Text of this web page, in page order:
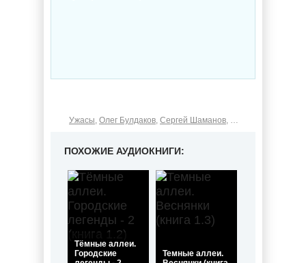
Ужасы, Олег Булдаков, Сергей Шаманов, Наталья Щерба
ПОХОЖИЕ АУДИОКНИГИ:
Тёмные аллеи.
Городские
Темные аллеи.